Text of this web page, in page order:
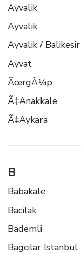
Ayvalik
Ayvalik
Ayvalik / Balikesir
Ayvat
ÃœrgÃ¼p
Ã‡Anakkale
Ã‡Aykara
B
Babakale
Bacilak
Bademli
Bagcilar Istanbul